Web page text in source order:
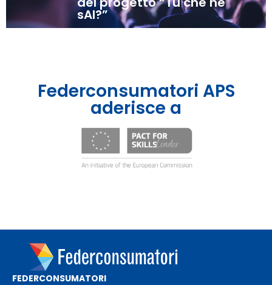
sAI?”
Federconsumatori APS
aderisce a
FEDERCONSUMATORI